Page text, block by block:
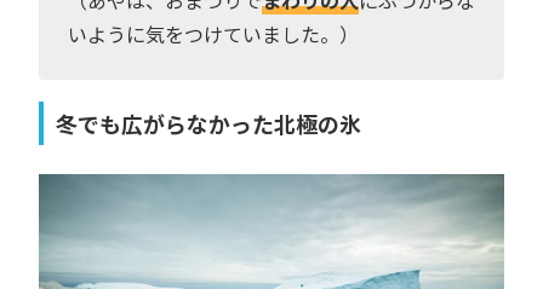
いように気をつけていました。）
冬でも広がらなかった北極の氷